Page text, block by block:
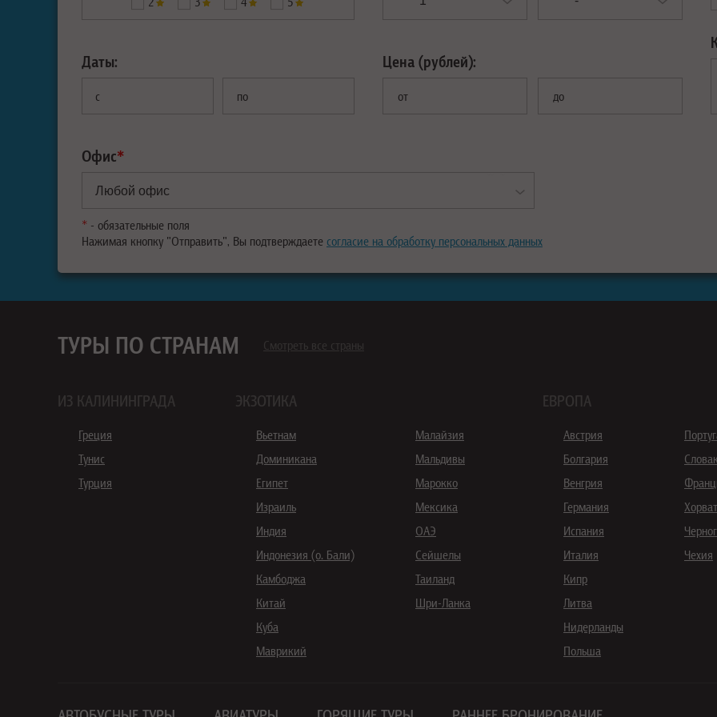
Даты:
с по
Цена (рублей):
от до
Офис*
* - обязательные поля
Нажимая кнопку "Отправить", Вы подтверждаете согласие на обработку персональных данных
ТУРЫ ПО СТРАНАМ Смотреть все страны
ИЗ КАЛИНИНГРАДА
Греция
Тунис
Турция
ЭКЗОТИКА
Вьетнам
Доминикана
Египет
Израиль
Индия
Индонезия (о. Бали)
Камбоджа
Китай
Куба
Маврикий
Малайзия
Мальдивы
Марокко
Мексика
ОАЭ
Сейшелы
Таиланд
Шри-Ланка
ЕВРОПА
Австрия
Болгария
Венгрия
Германия
Испания
Италия
Кипр
Литва
Нидерланды
Польша
Чехия